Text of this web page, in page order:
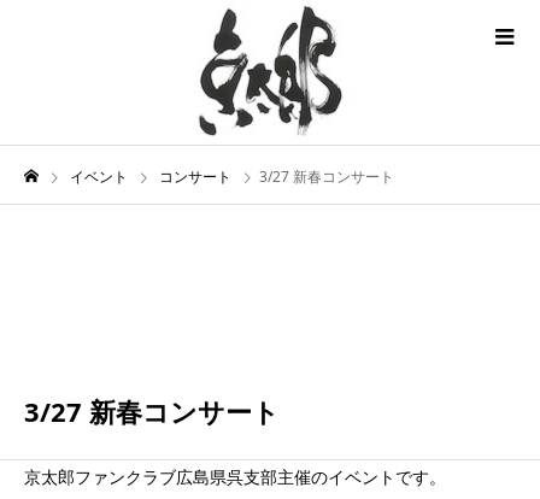
イベント コンサート 3/27 新春コンサート
3/27 新春コンサート
京太郎ファンクラブ広島県呉支部主催のイベントです。